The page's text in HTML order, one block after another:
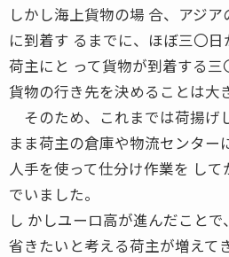
しかし海上貨物の場 合、アジ
に到着す るまでに、ほぼ三〇日
荷主にと って貨物が到着する三
貨物の行き先を決めることは大
そのため、これまでは荷揚げ
まま荷主の倉庫や物流センター
人手を使って仕分け作業を し
でいました。
し かしユーロ高が進んだこと
省きたいと考える荷主が増えて